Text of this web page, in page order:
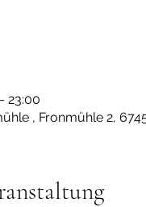
23:00
, Fronmühle 2,